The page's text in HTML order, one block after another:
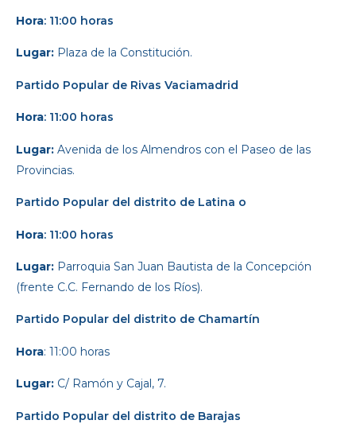
Hora: 11:00 horas
Lugar: Plaza de la Constitución.
Partido Popular de Rivas Vaciamadrid
Hora: 11:00 horas
Lugar: Avenida de los Almendros con el Paseo de las
Provincias.
Partido Popular del distrito de Latina o
Hora: 11:00 horas
Lugar: Parroquia San Juan Bautista de la Concepción
(frente C.C. Fernando de los Ríos).
Partido Popular del distrito de Chamartín
Hora: 11:00 horas
Lugar: C/ Ramón y Cajal, 7.
Partido Popular del distrito de Barajas